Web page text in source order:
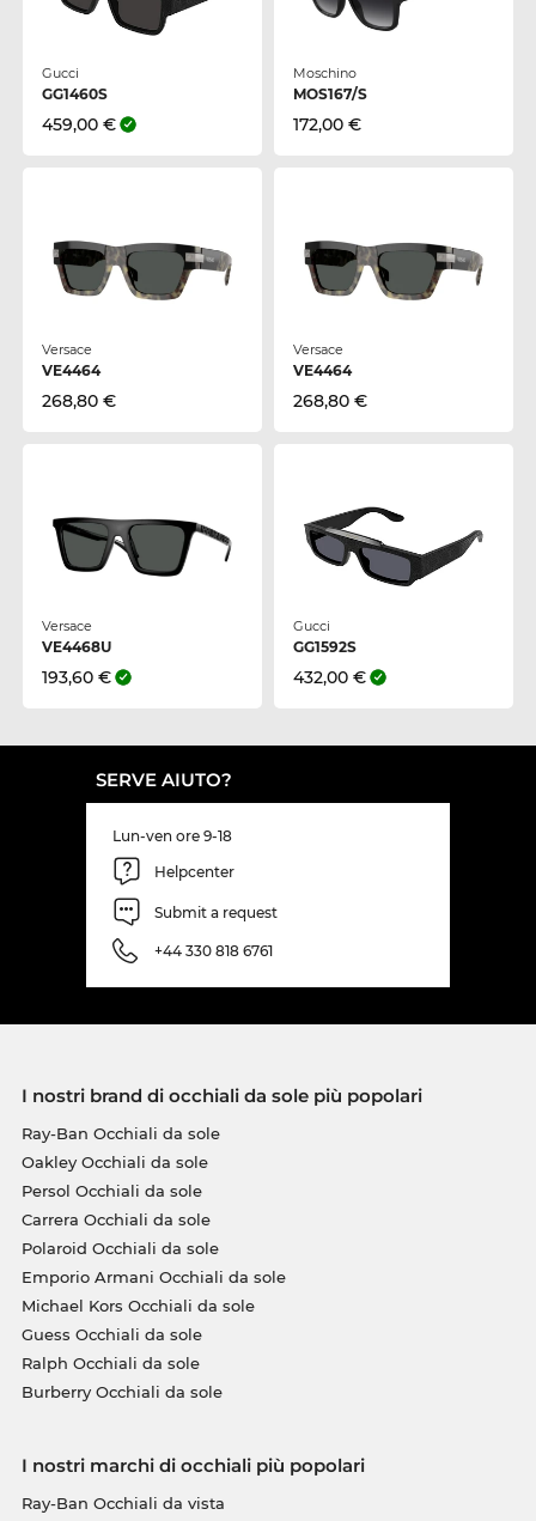
Gucci
GG1460S
459,00 €
Moschino
MOS167/S
172,00 €
Versace
VE4464
268,80 €
Versace
VE4464
268,80 €
Versace
VE4468U
193,60 €
Gucci
GG1592S
432,00 €
SERVE AIUTO?
Lun-ven ore 9-18
Helpcenter
Submit a request
+44 330 818 6761
I nostri brand di occhiali da sole più popolari
Ray-Ban Occhiali da sole
Oakley Occhiali da sole
Persol Occhiali da sole
Carrera Occhiali da sole
Polaroid Occhiali da sole
Emporio Armani Occhiali da sole
Michael Kors Occhiali da sole
Guess Occhiali da sole
Ralph Occhiali da sole
Burberry Occhiali da sole
I nostri marchi di occhiali più popolari
Ray-Ban Occhiali da vista